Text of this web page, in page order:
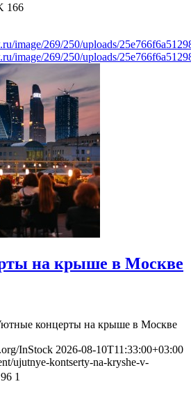
166
image/269/250/uploads/
image/269/250/uploads/
на крыше в Москве
концерты на крыше в Москве
InStock 2026-08-10T11:33:00+03:00
ujutnye-kontserty-na-kryshe-v-
96 1